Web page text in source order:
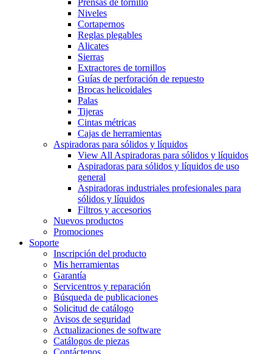
Niveles
Cortapernos
Reglas plegables
Alicates
Sierras
Extractores de tornillos
Guías de perforación de repuesto
Brocas helicoidales
Palas
Tijeras
Cintas métricas
Cajas de herramientas
Aspiradoras para sólidos y líquidos
View All Aspiradoras para sólidos y líquidos
Aspiradoras para sólidos y líquidos de uso
general
Aspiradoras industriales profesionales para
sólidos y líquidos
Filtros y accesorios
Nuevos productos
Promociones
Soporte
Inscripción del producto
Mis herramientas
Garantía
Servicentros y reparación
Búsqueda de publicaciones
Solicitud de catálogo
Avisos de seguridad
Actualizaciones de software
Catálogos de piezas
Contáctenos